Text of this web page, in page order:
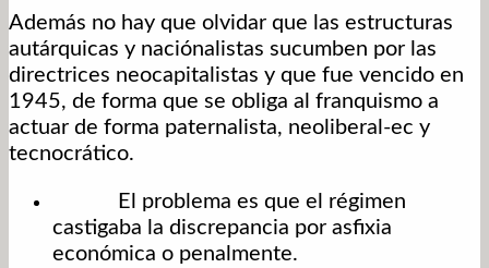
Además no hay que olvidar que las estructuras
autárquicas y naciónalistas sucumben por las
directrices neocapitalistas y que fue vencido en
1945, de forma que se obliga al franquismo a
actuar de forma paternalista, neoliberal-ec y
tecnocrático.
El problema es que el régimen
castigaba la discrepancia por asfixia
económica o penalmente.